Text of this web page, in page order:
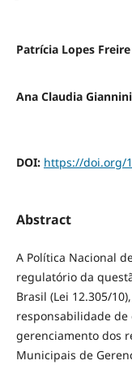
Patrícia Lopes
Ana Claudia
DOI: https://doi.org/
Abstract
A Política Nacional
regulatório da
Brasil (Lei 12.305/
responsabilidade de
gerenciamento dos
Municipais de